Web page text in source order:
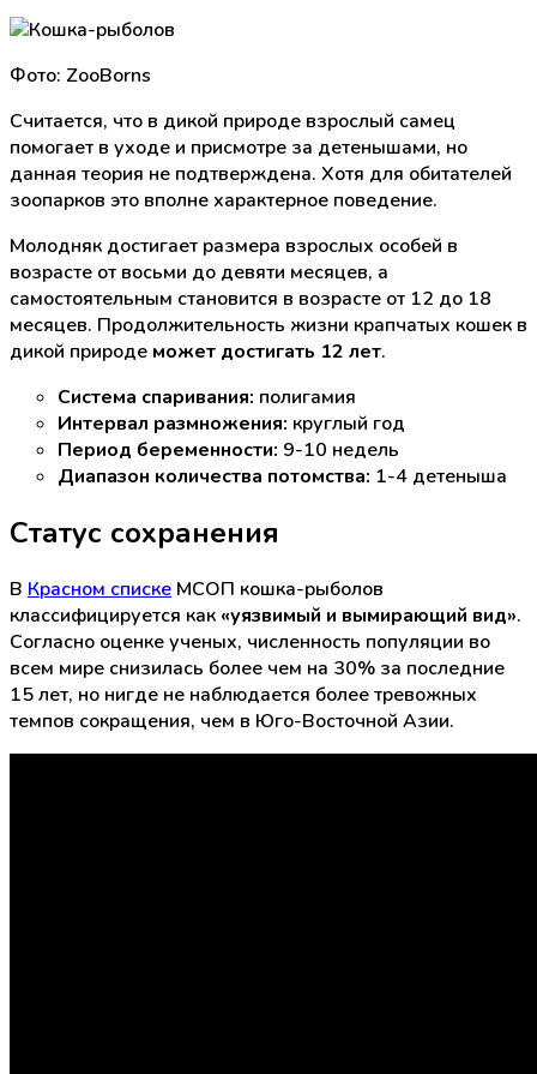
Фото: ZooBorns
Считается, что в дикой природе взрослый самец
помогает в уходе и присмотре за детенышами, но
данная теория не подтверждена. Хотя для обитателей
зоопарков это вполне характерное поведение.
Молодняк достигает размера взрослых особей в
возрасте от восьми до девяти месяцев, а
самостоятельным становится в возрасте от 12 до 18
месяцев. Продолжительность жизни крапчатых кошек в
дикой природе может достигать 12 лет.
Система спаривания: полигамия
Интервал размножения: круглый год
Период беременности: 9-10 недель
Диапазон количества потомства: 1-4 детеныша
Статус сохранения
В Красном списке МСОП кошка-рыболов
классифицируется как «уязвимый и вымирающий вид».
Согласно оценке ученых, численность популяции во
всем мире снизилась более чем на 30% за последние
15 лет, но нигде не наблюдается более тревожных
темпов сокращения, чем в Юго-Восточной Азии.